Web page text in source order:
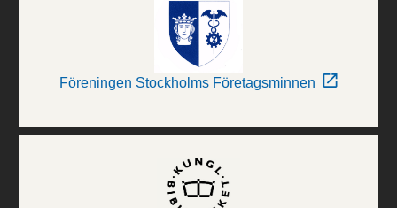
Föreningen Stockholms Företagsminnen